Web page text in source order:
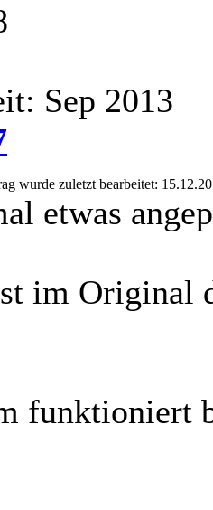
Sep 2013
wurde zuletzt bearbeitet:
etwas
im Original
funktioniert